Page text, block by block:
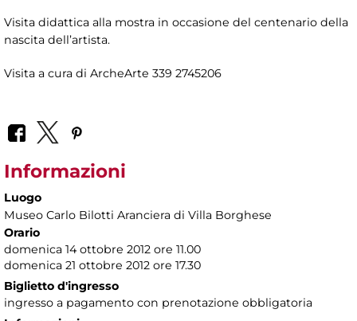
Visita didattica alla mostra in occasione del centenario della
nascita dell’artista.
Visita a cura di ArcheArte 339 2745206
Informazioni
Luogo
Museo Carlo Bilotti Aranciera di Villa Borghese
Orario
domenica 14 ottobre 2012 ore 11.00
domenica 21 ottobre 2012 ore 17.30
Biglietto d'ingresso
ingresso a pagamento con prenotazione obbligatoria